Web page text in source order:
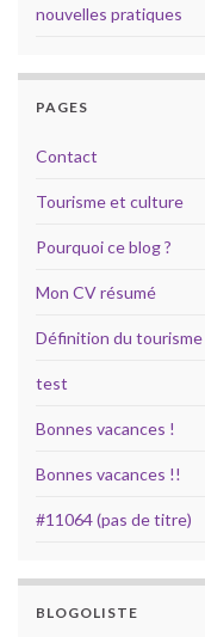
nouvelles pratiques
PAGES
Contact
Tourisme et culture
Pourquoi ce blog ?
Mon CV résumé
Définition du
test
Bonnes vacances !
Bonnes vacances !!
#11064 (pas de titre)
BLOGOLISTE